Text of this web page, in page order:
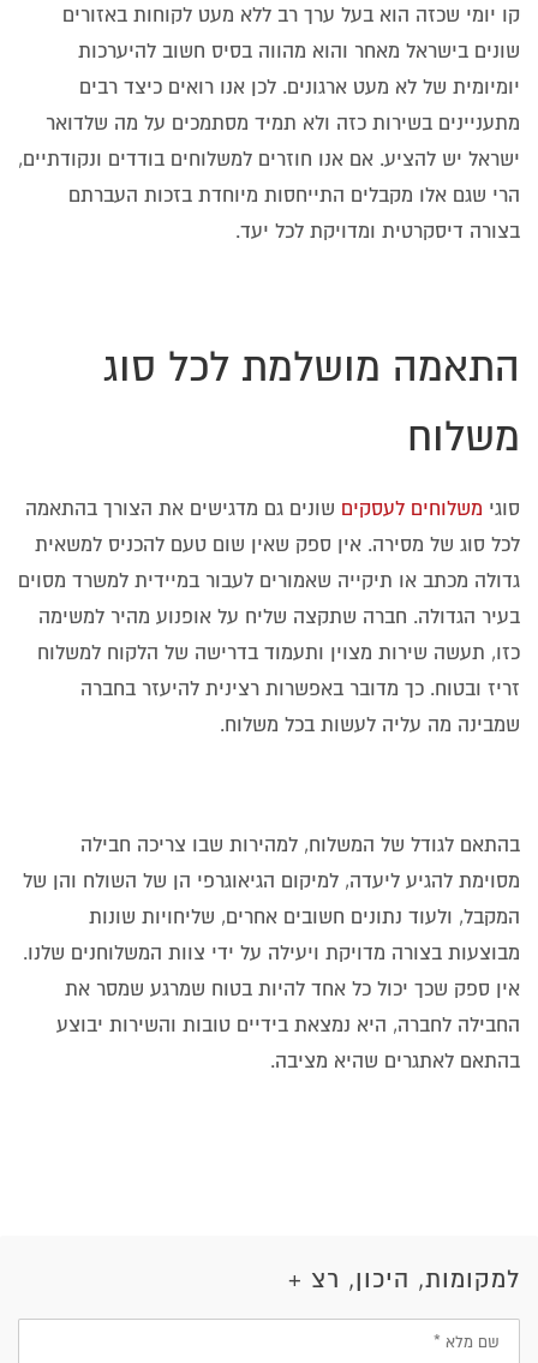
קו יומי שכזה הוא בעל ערך רב ללא מעט לקוחות באזורים
שונים בישראל מאחר והוא מהווה בסיס חשוב להיערכות
יומיומית של לא מעט ארגונים. לכן אנו רואים כיצד רבים
מתעניינים בשירות כזה ולא תמיד מסתמכים על מה שלדואר
ישראל יש להציע. אם אנו חוזרים למשלוחים בודדים ונקודתיים,
הרי שגם אלו מקבלים התייחסות מיוחדת בזכות העברתם
בצורה דיסקרטית ומדויקת לכל יעד.
התאמה מושלמת לכל סוג
משלוח
סוגי משלוחים לעסקים שונים גם מדגישים את הצורך בהתאמה
לכל סוג של מסירה. אין ספק שאין שום טעם להכניס למשאית
גדולה מכתב או תיקייה שאמורים לעבור במיידית למשרד מסוים
בעיר הגדולה. חברה שתקצה שליח על אופנוע מהיר למשימה
כזו, תעשה שירות מצוין ותעמוד בדרישה של הלקוח למשלוח
זריז ובטוח. כך מדובר באפשרות רצינית להיעזר בחברה
שמבינה מה עליה לעשות בכל משלוח.
בהתאם לגודל של המשלוח, למהירות שבו צריכה חבילה
מסוימת להגיע ליעדה, למיקום הגיאוגרפי הן של השולח והן של
המקבל, ולעוד נתונים חשובים אחרים, שליחויות שונות
מבוצעות בצורה מדויקת ויעילה על ידי צוות המשלוחנים שלנו.
אין ספק שכך יכול כל אחד להיות בטוח שמרגע שמסר את
החבילה לחברה, היא נמצאת בידיים טובות והשירות יבוצע
בהתאם לאתגרים שהיא מציבה.
למקומות, היכון, רצ +
שם
מלא